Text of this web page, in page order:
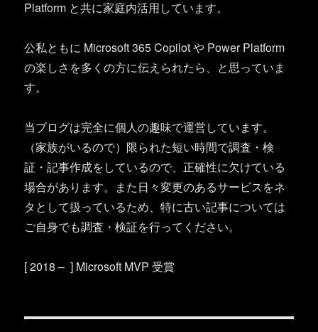
Platform と共に家庭内活用しています。
公私ともに Microsoft 365 Copilot や Power Platform
の楽しさを多くの方に伝えられたら、と思っていま
す。
当ブログは完全に個人の趣味で運営しています。
（家族がいるので）限られた短い時間で調査・検
証・記事作成をしているので、正確性に欠けている
場合があります。また日々変更のあるサービスをネ
タとして扱っているため、特に古い記事については
ご自身でも調査・検証を行ってください。
[ 2018 – ] Microsoft MVP 受賞